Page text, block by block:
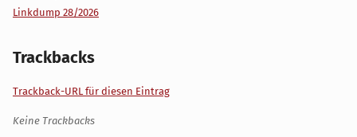
Linkdump 28/2026
Trackbacks
Trackback-URL für diesen Eintrag
Keine Trackbacks